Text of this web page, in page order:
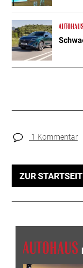
1 Kommentar
ZUR